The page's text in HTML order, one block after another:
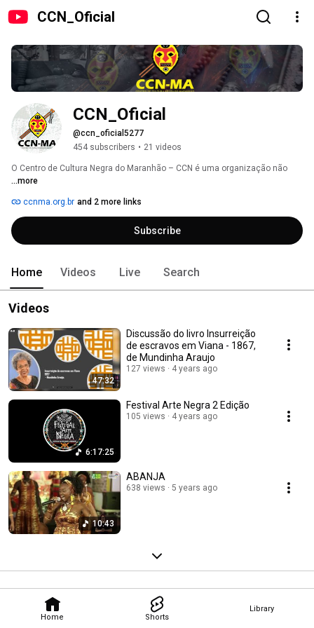
CCN_Oficial
Home Shorts
Library
CCN_Oficial
@ccn_oficial5277
454 subscribers • 21 videos
O Centro de Cultura Negra do Maranhão – CCN é uma organização não
...more
ccnma.org.br and 2 more links
Subscribe
Home Videos Live Search
Videos
47:32
Discussão do livro Insurreição
de escravos em Viana - 1867,
de Mundinha Araujo
127 views 4 years ago
6:17:25
Festival Arte Negra 2 Edição
105 views 4 years ago
10:43
ABANJA
638 views 5 years ago